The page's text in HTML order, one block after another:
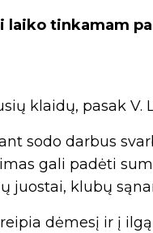
laiko tinkamam
klaidų, pasak
sodo darbus
gali padėti
juostai, klubų
dėmesį ir į